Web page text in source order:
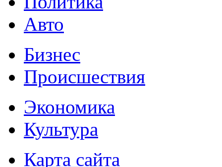
Авто
Бизнес
Происшествия
Экономика
Культура
Карта сайта